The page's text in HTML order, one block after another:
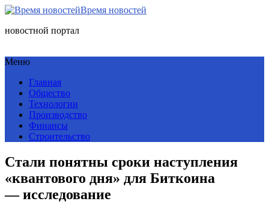
Время новостей
новостной портал
Меню
Главная
Общество
Технологии
Производство
Финансы
Строительство
Стали понятны сроки наступления
«квантового дня» для Биткоина
— исследование